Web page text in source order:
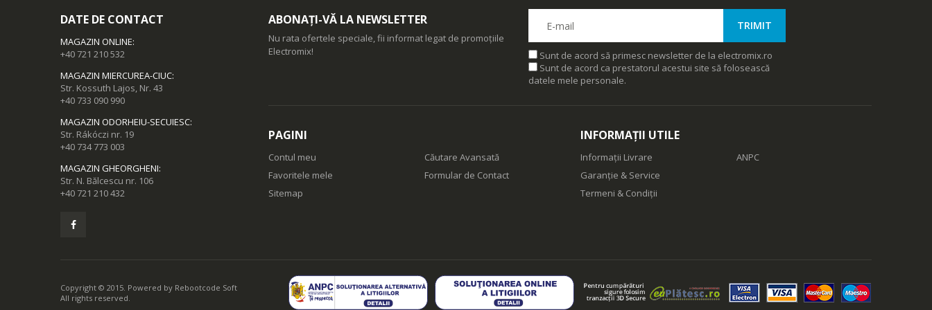
DATE DE CONTACT
MAGAZIN ONLINE:
+40 721 210 532
MAGAZIN MIERCUREA-CIUC:
Str. Kossuth Lajos, Nr. 43
+40 733 090 990
MAGAZIN ODORHEIU-SECUIESC:
Str. Rákóczi nr. 19
+40 734 773 003
MAGAZIN GHEORGHENI:
Str. N. Bălcescu nr. 106
+40 721 210 432
ABONAȚI-VĂ LA NEWSLETTER
Nu rata ofertele speciale, fii informat legat de promoțiile
Electromix!
Sunt de acord să primesc newsletter de la electromix.ro
Sunt de acord ca prestatorul acestui site să folosească
datele mele personale.
PAGINI
Contul meu
Favoritele mele
Sitemap
Căutare Avansată
Formular de Contact
INFORMAȚII UTILE
Informații Livrare
Garanție & Service
Termeni & Condiții
ANPC
Copyright © 2015. Powered by Rebootcode Soft
All rights reserved.